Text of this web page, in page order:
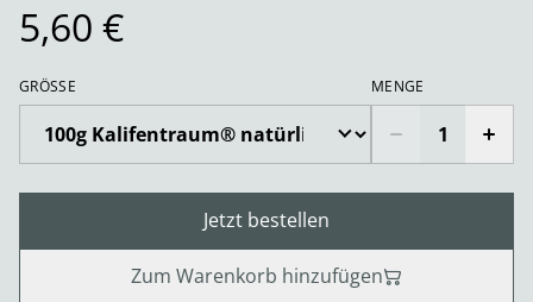
5,60 €
GRÖSSE MENGE
Jetzt bestellen
Zum Warenkorb hinzufügen